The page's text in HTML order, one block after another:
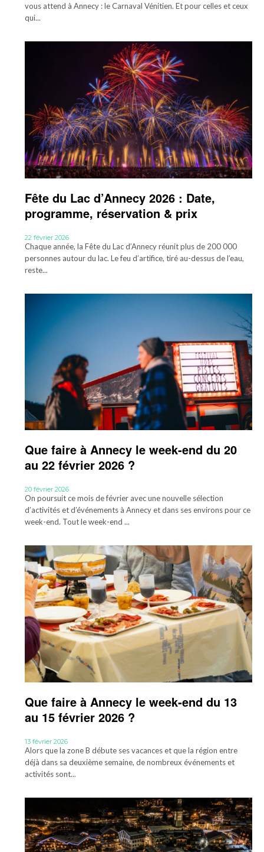
vous attend à Annecy : le Carnaval Vénitien. Et pour celles et ceux
qui...
Fête du Lac d’Annecy 2026 : Date,
programme, réservation & prix
22 février 2026
Chaque année, la Fête du Lac d’Annecy réunit plus de 200 000
personnes autour du lac. Le feu d’artifice, tiré au-dessus de l’eau,
reste...
Que faire à Annecy le week-end du 20
au 22 février 2026 ?
20 février 2026
On poursuit ce mois de février avec une nouvelle sélection
d’activités et d’événements à Annecy et dans ses environs pour ce
week-end. Tout le week-end ...
Que faire à Annecy le week-end du 13
au 15 février 2026 ?
13 février 2026
Alors que la zone B débute ses vacances et que la région entre
déjà dans sa deuxième semaine, de nombreux événements et
activités sont...